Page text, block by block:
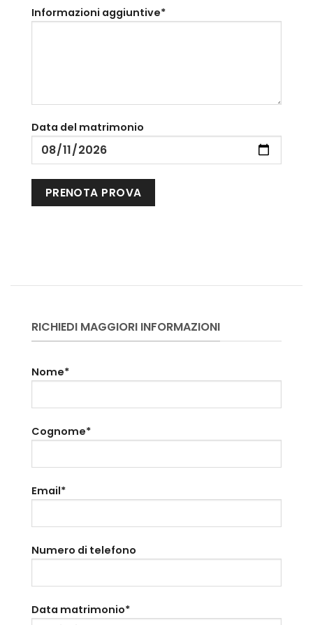
Informazioni aggiuntive*
Data del matrimonio
RICHIEDI MAGGIORI INFORMAZIONI
Nome*
Cognome*
Email*
Numero di telefono
Data matrimonio*